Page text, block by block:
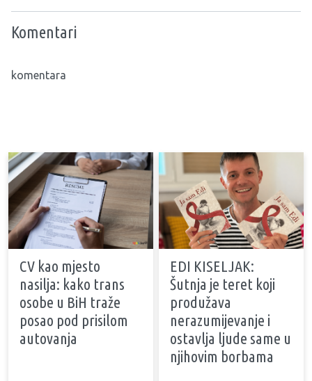
Komentari
komentara
CV kao mjesto
nasilja: kako trans
osobe u BiH traže
posao pod prisilom
autovanja
EDI KISELJAK:
Šutnja je teret koji
produžava
nerazumijevanje i
ostavlja ljude same u
njihovim borbama